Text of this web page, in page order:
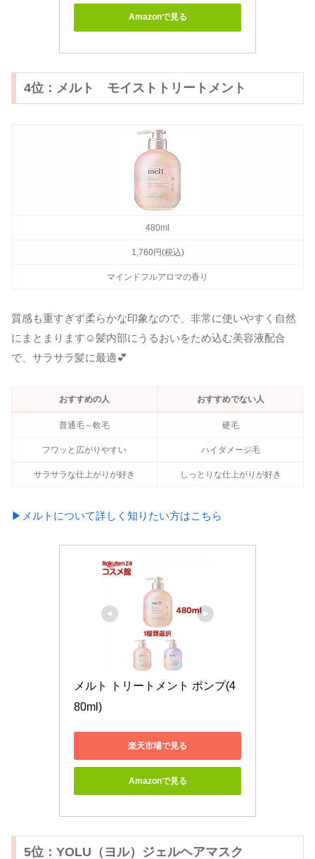
Amazonで見る
4位：メルト モイストトリートメント
480ml
1,760円(税込)
マインドフルアロマの香り
質感も重すぎず柔らかな印象なので、非常に使いやすく自然
にまとまります☺髪内部にうるおいをため込む美容液配合
で、サラサラ髪に最適💕
おすすめの人 おすすめでない人
普通毛～軟毛 硬毛
フワッと広がりやすい ハイダメージ毛
サラサラな仕上がりが好き しっとりな仕上がりが好き
▶メルトについて詳しく知りたい方はこちら
メルト トリートメント ポンプ(4
80ml)
楽天市場で見る
Amazonで見る
5位：YOLU（ヨル）ジェルヘアマスク